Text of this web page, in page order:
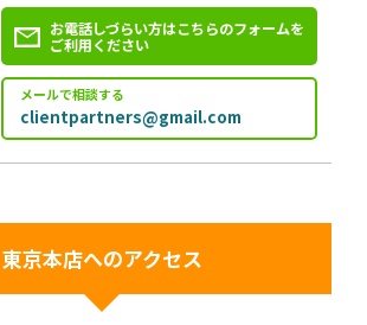
お電話しづらい方はこちらのフォームを
ご利用ください
メールで相談する
clientpartners@gmail.com
東京本店へのアクセス